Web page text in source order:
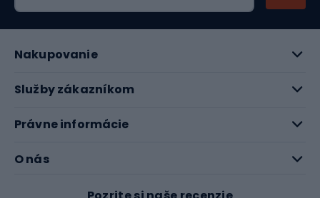
Nakupovanie
Služby zákazníkom
Právne informácie
O nás